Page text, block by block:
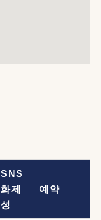
SNS
화제
성
예약